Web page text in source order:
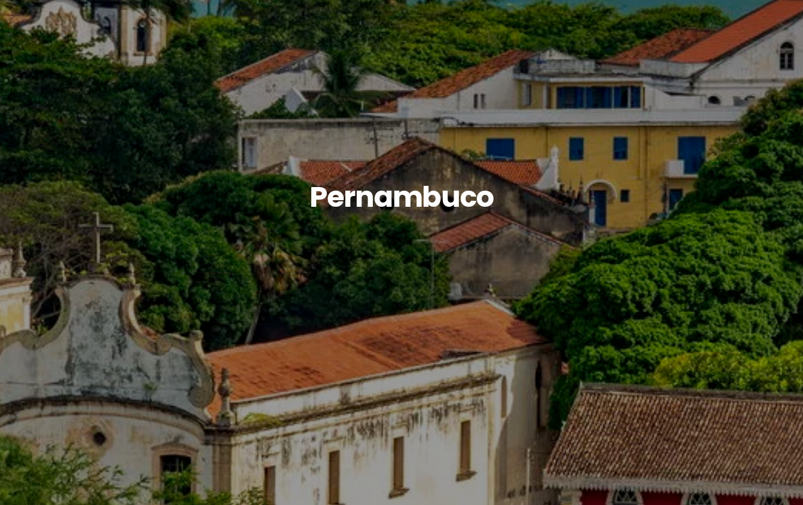
Pernambuco